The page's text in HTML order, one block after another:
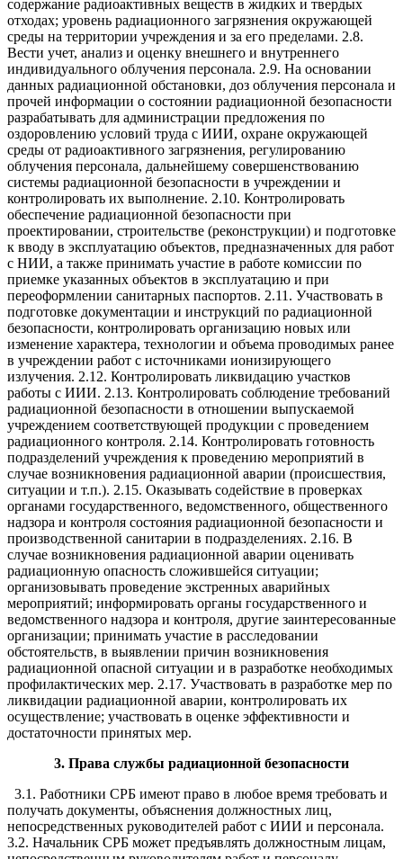
содержание радиоактивных веществ в жидких и твердых
отходах; уровень радиационного загрязнения окружающей
среды на территории учреждения и за его пределами. 2.8.
Вести учет, анализ и оценку внешнего и внутреннего
индивидуального облучения персонала. 2.9. На основании
данных радиационной обстановки, доз облучения персонала и
прочей информации о состоянии радиационной безопасности
разрабатывать для администрации предложения по
оздоровлению условий труда с ИИИ, охране окружающей
среды от радиоактивного загрязнения, регулированию
облучения персонала, дальнейшему совершенствованию
системы радиационной безопасности в учреждении и
контролировать их выполнение. 2.10. Контролировать
обеспечение радиационной безопасности при
проектировании, строительстве (реконструкции) и подготовке
к вводу в эксплуатацию объектов, предназначенных для работ
с НИИ, а также принимать участие в работе комиссии по
приемке указанных объектов в эксплуатацию и при
переоформлении санитарных паспортов. 2.11. Участвовать в
подготовке документации и инструкций по радиационной
безопасности, контролировать организацию новых или
изменение характера, технологии и объема проводимых ранее
в учреждении работ с источниками ионизирующего
излучения. 2.12. Контролировать ликвидацию участков
работы с ИИИ. 2.13. Контролировать соблюдение требований
радиационной безопасности в отношении выпускаемой
учреждением соответствующей продукции с проведением
радиационного контроля. 2.14. Контролировать готовность
подразделений учреждения к проведению мероприятий в
случае возникновения радиационной аварии (происшествия,
ситуации и т.п.). 2.15. Оказывать содействие в проверках
органами государственного, ведомственного, общественного
надзора и контроля состояния радиационной безопасности и
производственной санитарии в подразделениях. 2.16. В
случае возникновения радиационной аварии оценивать
радиационную опасность сложившейся ситуации;
организовывать проведение экстренных аварийных
мероприятий; информировать органы государственного и
ведомственного надзора и контроля, другие заинтересованные
организации; принимать участие в расследовании
обстоятельств, в выявлении причин возникновения
радиационной опасной ситуации и в разработке необходимых
профилактических мер. 2.17. Участвовать в разработке мер по
ликвидации радиационной аварии, контролировать их
осуществление; участвовать в оценке эффективности и
достаточности принятых мер.
3. Права службы радиационной безопасности
3.1. Работники СРБ имеют право в любое время требовать и
получать документы, объяснения должностных лиц,
непосредственных руководителей работ с ИИИ и персонала.
3.2. Начальник СРБ может предъявлять должностным лицам,